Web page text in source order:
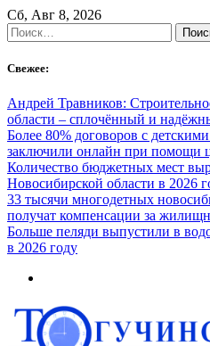
Skip
to
content
Сб, Авг 8, 2026
Найти:
Свежее:
Андрей Травников:
области – сплочённый и
Более 80% договоров с
заключили онлайн при помощи
Количество бюджетных мест
Новосибирской области в 2026
33 тысячи многодетных
получат компенсации за
Больше пеляди выпустили в
в 2026 году